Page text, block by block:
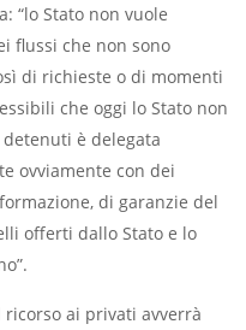
“lo Stato non vuole
flussi che non sono
di richieste o di momenti
che oggi lo Stato non
è delegata
ovviamente con dei
di garanzie del
offerti dallo Stato e lo
ricorso ai privati avverrà